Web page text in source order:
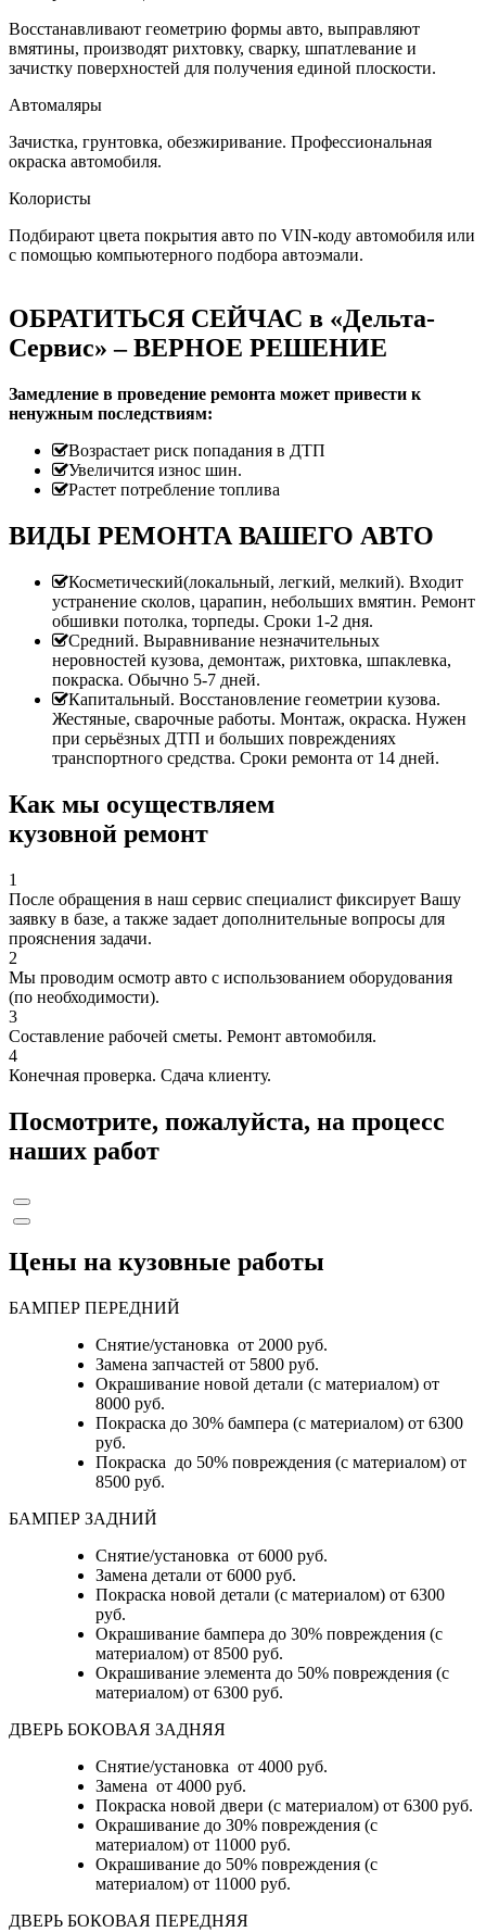
Восстанавливают геометрию формы авто, выправляют
вмятины, производят рихтовку, сварку, шпатлевание и
зачистку поверхностей для получения единой плоскости.
Автомаляры
Зачистка, грунтовка, обезжиривание. Профессиональная
окраска автомобиля.
Колористы
Подбирают цвета покрытия авто по VIN-коду автомобиля или
с помощью компьютерного подбора автоэмали.
ОБРАТИТЬСЯ СЕЙЧАС в «Дельта-
Сервис» – ВЕРНОЕ РЕШЕНИЕ
Замедление в проведение ремонта может привести к
ненужным последствиям:
Возрастает риск попадания в ДТП
Увеличится износ шин.
Растет потребление топлива
ВИДЫ РЕМОНТА ВАШЕГО АВТО
Косметический(локальный, легкий, мелкий). Входит
устранение сколов, царапин, небольших вмятин. Ремонт
обшивки потолка, торпеды. Сроки 1-2 дня.
Средний. Выравнивание незначительных
неровностей кузова, демонтаж, рихтовка, шпаклевка,
покраска. Обычно 5-7 дней.
Капитальный. Восстановление геометрии кузова.
Жестяные, сварочные работы. Монтаж, окраска. Нужен
при серьёзных ДТП и больших повреждениях
транспортного средства. Сроки ремонта от 14 дней.
Как мы осуществляем
кузовной ремонт
1
После обращения в наш сервис специалист фиксирует Вашу
заявку в базе, а также задает дополнительные вопросы для
прояснения задачи.
2
Мы проводим осмотр авто с использованием оборудования
(по необходимости).
3
Составление рабочей сметы. Ремонт автомобиля.
4
Конечная проверка. Сдача клиенту.
Посмотрите, пожалуйста, на процесс
наших работ
Цены на кузовные работы
БАМПЕР ПЕРЕДНИЙ
Снятие/установка от 2000 руб.
Замена запчастей от 5800 руб.
Окрашивание новой детали (с материалом) от
8000 руб.
Покраска до 30% бампера (с материалом) от 6300
руб.
Покраска до 50% повреждения (с материалом) от
8500 руб.
БАМПЕР ЗАДНИЙ
Снятие/установка от 6000 руб.
Замена детали от 6000 руб.
Покраска новой детали (с материалом) от 6300
руб.
Окрашивание бампера до 30% повреждения (с
материалом) от 8500 руб.
Окрашивание элемента до 50% повреждения (с
материалом) от 6300 руб.
ДВЕРЬ БОКОВАЯ ЗАДНЯЯ
Снятие/установка от 4000 руб.
Замена от 4000 руб.
Покраска новой двери (с материалом) от 6300 руб.
Окрашивание до 30% повреждения (с
материалом) от 11000 руб.
Окрашивание до 50% повреждения (с
материалом) от 11000 руб.
ДВЕРЬ БОКОВАЯ ПЕРЕДНЯЯ